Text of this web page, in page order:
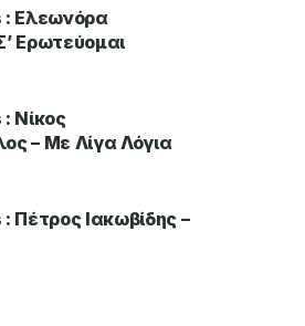
: Ελεωνόρα
Ερωτεύομαι
: Νίκος
– Με Λίγα Λόγια
: Πέτρος Ιακωβίδης –